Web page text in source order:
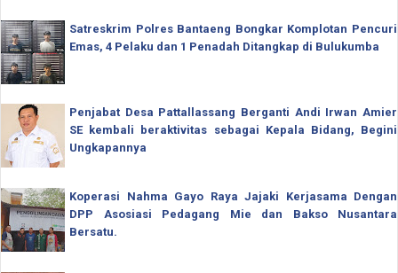
Satreskrim Polres Bantaeng Bongkar Komplotan Pencuri
Emas, 4 Pelaku dan 1 Penadah Ditangkap di Bulukumba
Penjabat Desa Pattallassang Berganti Andi Irwan Amier
SE kembali beraktivitas sebagai Kepala Bidang, Begini
Ungkapannya
Koperasi Nahma Gayo Raya Jajaki Kerjasama Dengan
DPP Asosiasi Pedagang Mie dan Bakso Nusantara
Bersatu.